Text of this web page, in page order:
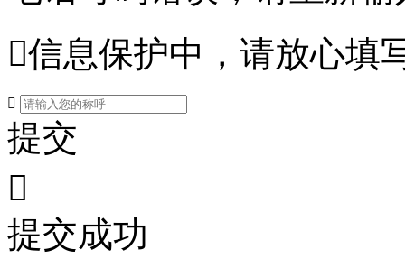
信息保护中，请放心填

提交

提交成功